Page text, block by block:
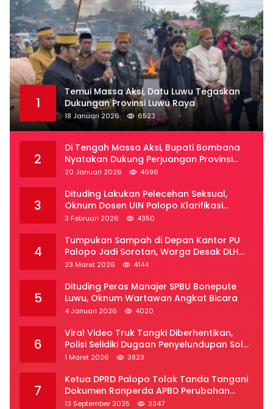
1
Temui Massa Aksi, Datu Luwu Tegaskan
Dukungan Provinsi Luwu Raya
18 Januari 2026 6523
2
Di Tengah Massa Aksi, Bupati Bombana
Nyatakan Dukung Perjuangan Provinsi
Luwu Raya
20 Januari 2026 4696
3
Dituding Lakukan Pelecehan Seksual,
Oknum Dosen UIN Palopo Klarifikasi
Kronologi
3 Februari 2026 4350
4
Tumpukan Sampah di Depan Kantor PU
Palopo Jadi Sorotan, Warga Desak DLH
Segera Bertindak
23 Maret 2026 4144
5
Dituding Peras Manajer SPBU Bonepute
Luwu, Oknum Wartawan Angkat Bicara
4 Januari 2026 4020
6
Viral Video Truk Tangki Diberhentikan,
Polisi Selidiki Dugaan Penyelundupan Solar
Subsidi di Palopo
1 Maret 2026 3823
7
Ketua DPRD Palopo Tolak Tanda Tangani
Dokumen Ranperda APBD Perubahan
2025
13 September 2025 3347